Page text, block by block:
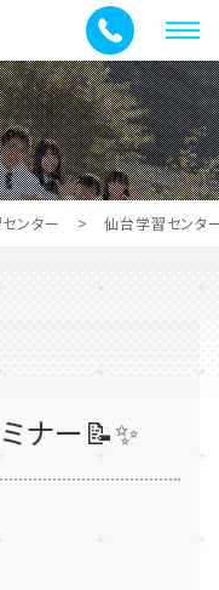
メ
ニ
ュ
ー
ンター > 仙台学習センタ
ナー📝✨